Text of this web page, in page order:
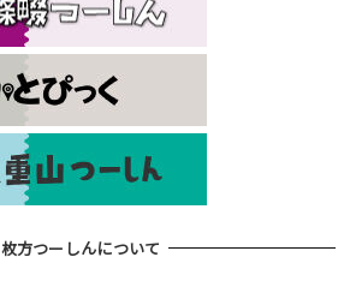
枚方つーしんについて